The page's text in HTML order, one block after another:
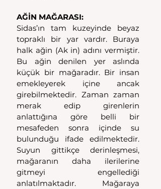
AĞİN MAĞARASI:
Sidas’ın tam kuzeyinde beyaz
topraklı bir yar vardır. Buraya
halk ağin (Ak in) adını vermiştir.
Bu ağin denilen yer aslında
küçük bir mağaradır. Bir insan
emekleyerek içine ancak
girebilmektedir. Zaman zaman
merak edip girenlerin
anlattığına göre belli bir
mesafeden sonra içinde su
bulunduğu ifade edilmektedir.
Suyun gittikçe derinleşmesi,
mağaranın daha ilerilerine
gitmeyi engellediği
anlatılmaktadır. Mağaraya